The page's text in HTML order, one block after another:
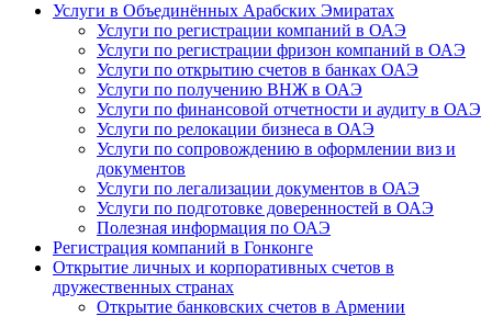
Услуги в Объединённых Арабских Эмиратах
Услуги по регистрации компаний в ОАЭ
Услуги по регистрации фризон компаний в ОАЭ
Услуги по открытию счетов в банках ОАЭ
Услуги по получению ВНЖ в ОАЭ
Услуги по финансовой отчетности и аудиту в ОАЭ
Услуги по релокации бизнеса в ОАЭ
Услуги по сопровождению в оформлении виз и
документов
Услуги по легализации документов в ОАЭ
Услуги по подготовке доверенностей в ОАЭ
Полезная информация по ОАЭ
Регистрация компаний в Гонконге
Открытие личных и корпоративных счетов в
дружественных странах
Открытие банковских счетов в Армении